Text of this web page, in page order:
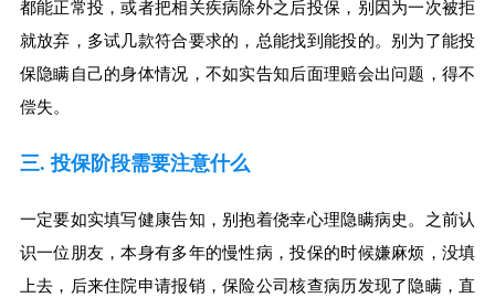
都能正常投，或者把相关疾病除外之后投保，别因为一次被拒
就放弃，多试几款符合要求的，总能找到能投的。别为了能投
保隐瞒自己的身体情况，不如实告知后面理赔会出问题，得不
偿失。
三. 投保阶段需要注意什么
一定要如实填写健康告知，别抱着侥幸心理隐瞒病史。之前认
识一位朋友，本身有多年的慢性病，投保的时候嫌麻烦，没填
上去，后来住院申请报销，保险公司核查病历发现了隐瞒，直